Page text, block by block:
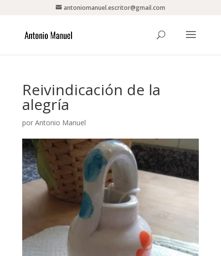
antoniomanuel.escritor@gmail.com
Reivindicación de la
alegría
por Antonio Manuel